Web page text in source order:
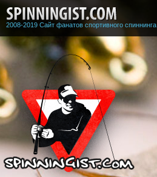
2008-2019 Сайт фанатов спортивного спиннинга